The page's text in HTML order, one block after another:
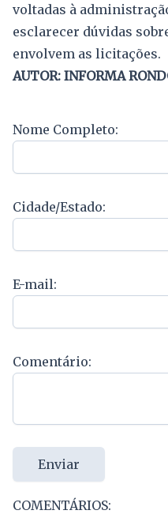
voltadas à
esclarecer dúvidas
envolvem as licitações.
AUTOR: INFORMA
Nome Completo:
Cidade/Estado:
E-mail:
Comentário:
Enviar
COMENTÁRIOS: